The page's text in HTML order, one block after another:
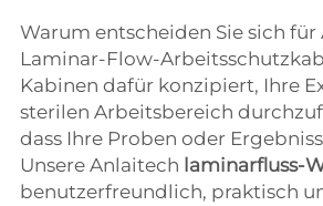
Warum entscheiden Sie sich
Laminar-Flow-
Kabinen dafür konzipiert, Ihre
sterilen Arbeitsbereich
dass Ihre Proben oder
Unsere Anlaitech laminarfluss-
benutzerfreundlich, praktisch